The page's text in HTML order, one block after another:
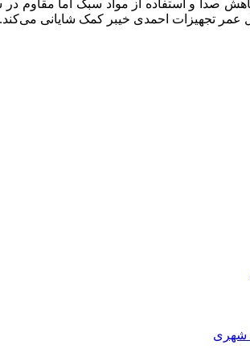
صدا و استفاده از مواد سبک اما مقاوم در
عمر تجهیزات احمدی خیبر کمک شایانی می‌کند.
شهری